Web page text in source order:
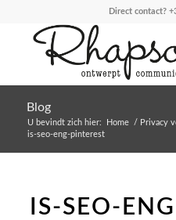
Direct contact?
Blog
U bevindt zich hier: Home / Privacy
is-seo-eng-pinterest
IS-SEO-